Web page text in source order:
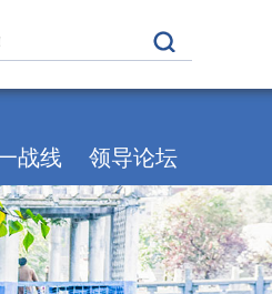
战线 领导论坛